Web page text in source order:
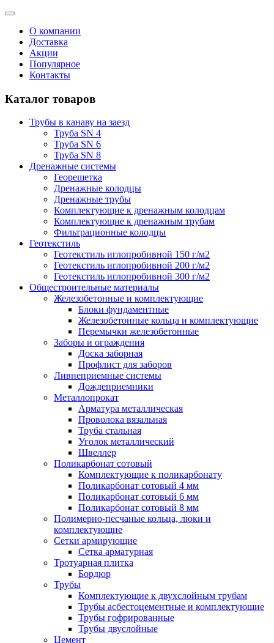
О компании
Доставка
Акции
Популярное
Контакты
Каталог товаров
Трубы в канаву на заезд
Труба SN 4
Труба SN 6
Труба SN 8
Дренажные системы
Георешетка
Дренажные колодцы
Дренажные трубы
Комплектующие к дренажным колодцам
Комплектующие к дренажным трубам
Фильтрационные колодцы
Геотекстиль
Геотекстиль иглопробивной 150 г/м2
Геотекстиль иглопробивной 200 г/м2
Геотекстиль иглопробивной 300 г/м2
Общестроительные материалы
Железобетонные и комплектующие
Блоки фундаментные
Железобетонные кольца и комплектующие
Перемычки железобетонные
Заборы и ограждения
Доска заборная
Профлист для заборов
Ливнеприемные системы
Дождеприемники
Металлопрокат
Арматура металлическая
Проволока вязальная
Труба стальная
Уголок металлический
Швеллер
Поликарбонат сотовый
Комплектующие к поликарбонату
Поликарбонат сотовый 4 мм
Поликарбонат сотовый 6 мм
Поликарбонат сотовый 8 мм
Полимерно-песчаные кольца, люки и
комплектующие
Сетки армирующие
Сетка арматурная
Тротуарная плитка
Бордюр
Трубы
Комплектующие к двухслойным трубам
Трубы асбестоцементные и комплектующие
Трубы гофрированные
Трубы двуслойные
Цемент